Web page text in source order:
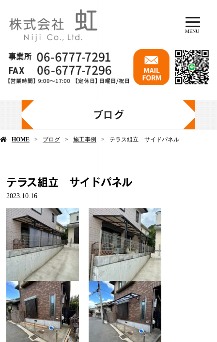
MENU
ブログ
HOME ブログ 施工事例 テラス組立 サイドパネル
テラス組立 サイドパネル
2023.10.16